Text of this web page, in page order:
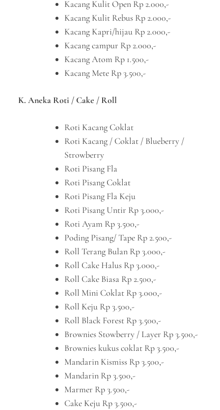
Kacang Kulit Open Rp 2.000,-
Kacang Kulit Rebus Rp 2.000,-
Kacang Kapri/hijau Rp 2.000,-
Kacang campur Rp 2.000,-
Kacang Atom Rp 1.500,-
Kacang Mete Rp 3.500,-
K. Aneka Roti / Cake / Roll
Roti Kacang Coklat
Roti Kacang / Coklat / Blueberry /
Strowberry
Roti Pisang Fla
Roti Pisang Coklat
Roti Pisang Fla Keju
Roti Pisang Untir Rp 3.000,-
Roti Ayam Rp 3.500,-
Poding Pisang/ Tape Rp 2.500,-
Roll Terang Bulan Rp 3.000,-
Roll Cake Halus Rp 3.000,-
Roll Cake Biasa Rp 2.500,-
Roll Mini Coklat Rp 3.000,-
Roll Keju Rp 3.500,-
Roll Black Forest Rp 3.500,-
Brownies Stowberry / Layer Rp 3.500,-
Brownies kukus coklat Rp 3.500,-
Mandarin Kismiss Rp 3.500,-
Mandarin Rp 3.500,-
Marmer Rp 3.500,-
Cake Keju Rp 3.500,-